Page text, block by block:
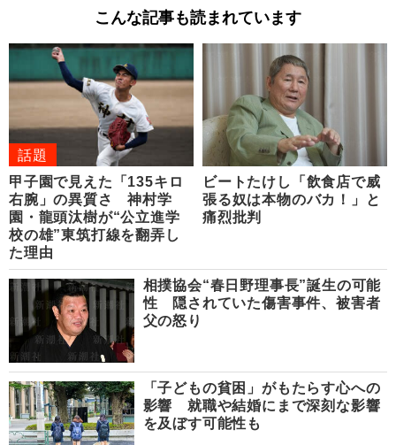
こんな記事も読まれています
話題
甲子園で見えた「135キロ
右腕」の異質さ 神村学
園・龍頭汰樹が“公立進学
校の雄”東筑打線を翻弄し
た理由
ビートたけし「飲食店で威
張る奴は本物のバカ！」と
痛烈批判
相撲協会“春日野理事長”誕生の可能
性 隠されていた傷害事件、被害者
父の怒り
「子どもの貧困」がもたらす心への
影響 就職や結婚にまで深刻な影響
を及ぼす可能性も